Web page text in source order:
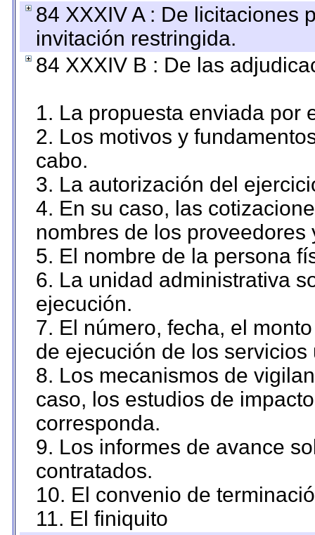
84 XXXIV A : De licitaciones
invitación restringida.
84 XXXIV B : De las
1. La propuesta enviada por
2. Los motivos y
cabo.
3. La autorización del
4. En su caso, las
nombres de los proveedores
5. El nombre de la persona
6. La unidad administrativa
ejecución.
7. El número, fecha, el
de ejecución de los servicios
8. Los mecanismos de
caso, los estudios de
corresponda.
9. Los informes de avance
contratados.
10. El convenio de
11. El finiquito